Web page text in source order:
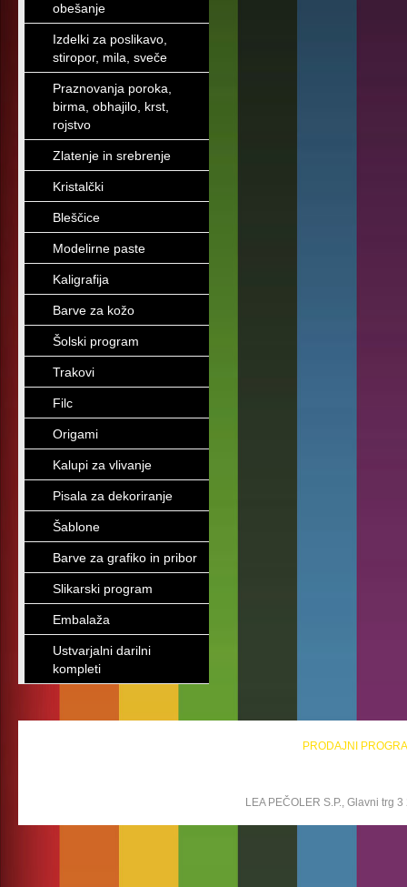
obešanje
Izdelki za poslikavo,
stiropor, mila, sveče
Praznovanja poroka,
birma, obhajilo, krst,
rojstvo
Zlatenje in srebrenje
Kristalčki
Bleščice
Modelirne paste
Kaligrafija
Barve za kožo
Šolski program
Trakovi
Filc
Origami
Kalupi za vlivanje
Pisala za dekoriranje
Šablone
Barve za grafiko in pribor
Slikarski program
Embalaža
Ustvarjalni darilni
kompleti
PRODAJNI
LEA PEČOLER S.P., Glavni trg